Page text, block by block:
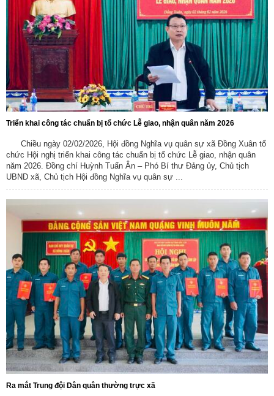
Triển khai công tác chuẩn bị tổ chức Lễ giao, nhận quân năm 2026
Chiều ngày 02/02/2026, Hội đồng Nghĩa vụ quân sự xã Đồng Xuân tổ
chức Hội nghị triển khai công tác chuẩn bị tổ chức Lễ giao, nhận quân
năm 2026. Đồng chí Huỳnh Tuấn Ân – Phó Bí thư Đảng ủy, Chủ tịch
UBND xã, Chủ tịch Hội đồng Nghĩa vụ quân sự ...
Ra mắt Trung đội Dân quân thường trực xã